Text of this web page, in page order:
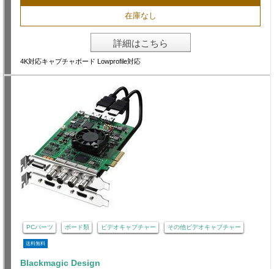
在庫なし
詳細はこちら
4K対応キャプチャボード Lowprofile対応
PCパーツ ボード類 ビデオキャプチャー その他ビデオキャプチャー
送料無料
Blackmagic Design